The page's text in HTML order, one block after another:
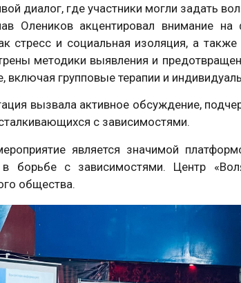
диалог, где участники могли задать
Олеников акцентировал внимание
стресс и социальная изоляция, а
методики выявления и
включая групповые терапии и
вызвала активное обсуждение,
с зависимостями.
является значимой
в борьбе с зависимостями. Центр
общества.